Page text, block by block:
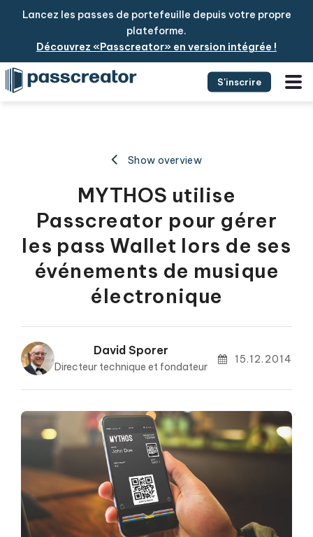
Lancez les passes de portefeuille depuis votre propre
plateforme.
Découvrez «Passcreator» en version intégrée !
S'inscrire
Show overview
MYTHOS utilise
Passcreator pour gérer
les pass Wallet lors de ses
événements de musique
électronique
David Sporer
Directeur technique et fondateur
15.12.2014